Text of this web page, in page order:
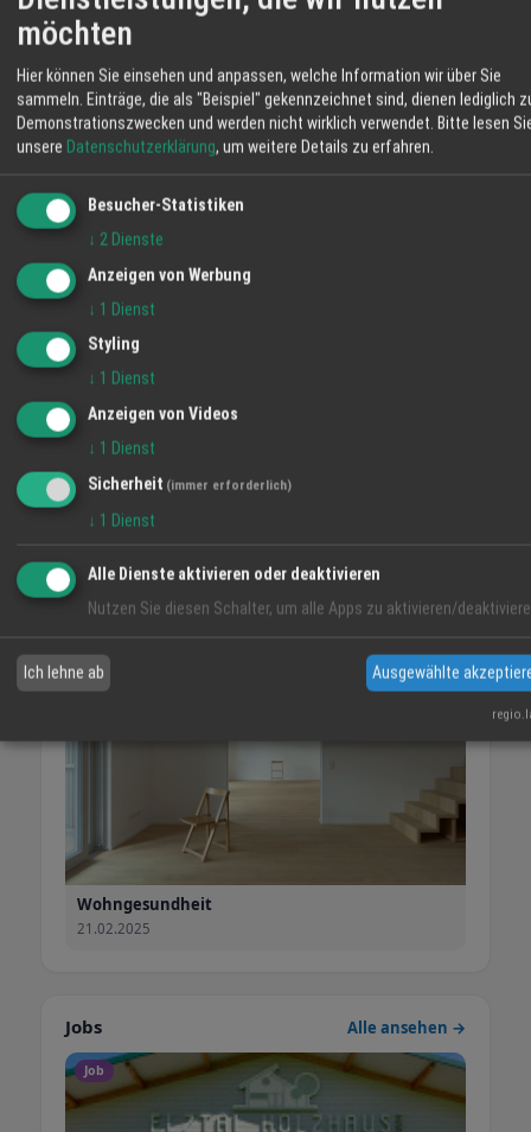
Schlüsselfertig
21.02.2025
Angebot
Brandschutz
Wohngesundheit
21.02.2025
Jobs Alle ansehen →
Job
möchten
Hier können Sie einsehen und anpassen, welche Information wir über Sie
sammeln. Einträge, die als "Beispiel" gekennzeichnet sind, dienen lediglich
Demonstrationszwecken und werden nicht wirklich verwendet. Bitte lesen
unsere Datenschutzerklärung, um weitere Details zu erfahren.
Besucher-Statistiken
↓ 2 Dienste
Anzeigen von Werbung
↓ 1 Dienst
Styling
↓ 1 Dienst
Anzeigen von Videos
↓ 1 Dienst
Sicherheit (immer erforderlich)
↓ 1 Dienst
Alle Dienste aktivieren oder deaktivieren
Nutzen Sie diesen Schalter, um alle Apps zu aktivieren/
Ich lehne ab Ausgewählte